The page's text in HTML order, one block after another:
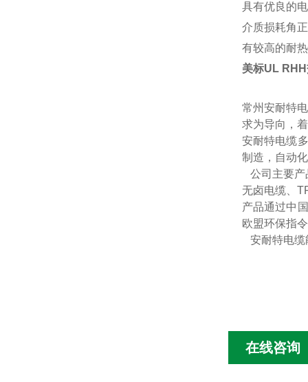
具有优良的
介质损耗角
有较高的耐
美标UL
常州安耐特
求为导向，
安耐特电缆
制造，自动
公司主要产
无卤电缆、
产品通过中
欧盟环保指
安耐特电缆
在线咨询